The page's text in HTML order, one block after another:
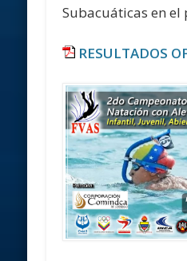
Subacuáticas en el
RESULTADOS